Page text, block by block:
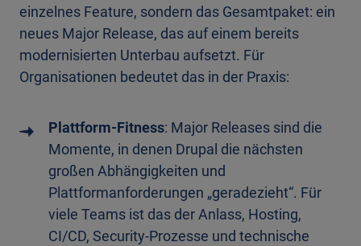
einzelnes Feature, sondern das Gesamtpaket: ein
neues Major Release, das auf einem bereits
modernisierten Unterbau aufsetzt. Für
Organisationen bedeutet das in der Praxis:
Plattform-Fitness: Major Releases sind die
Momente, in denen Drupal die nächsten
großen Abhängigkeiten und
Plattformanforderungen „geradezieht“. Für
viele Teams ist das der Anlass, Hosting,
CI/CD, Security-Prozesse und technische